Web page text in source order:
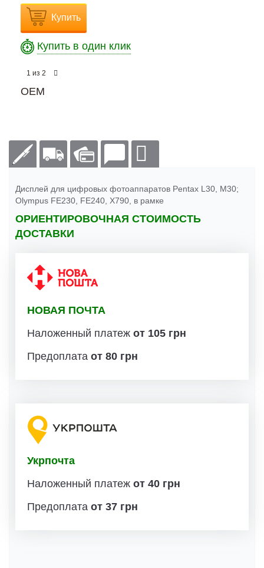
Купить
Купить в один клик
1 из 2
OEM
Дисплей для цифровых фотоаппаратов Pentax L30, M30;
Olympus FE230, FE240, X790, в рамке
ОРИЕНТИРОВОЧНАЯ СТОИМОСТЬ
ДОСТАВКИ
НОВАЯ ПОЧТА
Наложенный платеж от 105 грн
Предоплата от 80 грн
Укрпочта
Наложенный платеж от 40 грн
Предоплата от 37 грн